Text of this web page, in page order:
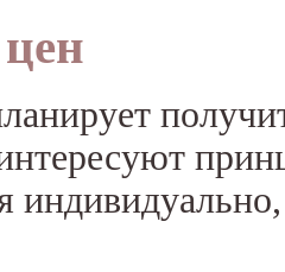
интересуют